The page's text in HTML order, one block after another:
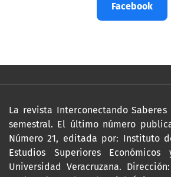
Facebook
La revista Interconectando
semestral. El último número
Número 21, editada por: Instituto
Estudios Superiores
Universidad Veracruzana.